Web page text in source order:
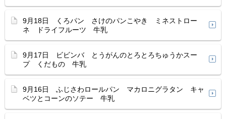
9月18日 くろパン さけのパンこやき ミネストロー
ネ ドライフルーツ 牛乳
9月17日 ビビンバ とうがんのとろとろちゅうかスー
プ くだもの 牛乳
9月16日 ふじさわロールパン マカロニグラタン キャ
ベツとコーンのソテー 牛乳